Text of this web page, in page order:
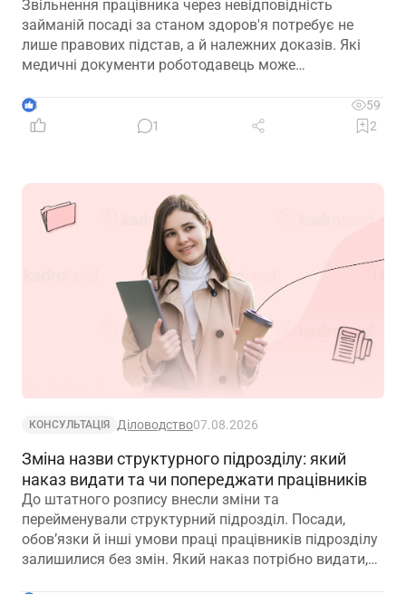
Звільнення працівника через невідповідність
займаній посаді за станом здоров'я потребує не
лише правових підстав, а й належних доказів. Які
медичні документи роботодавець може
обставини – розповідаємо далі
3
59
1
2
КОНСУЛЬТАЦІЯ Діловодство07.08.2026
Зміна назви структурного підрозділу: який
наказ видати та чи попереджати працівників
До штатного розпису внесли зміни та
перейменували структурний підрозділ. Посади,
обов’язки й інші умови праці працівників підрозділу
залишилися без змін. Який наказ потрібно видати,